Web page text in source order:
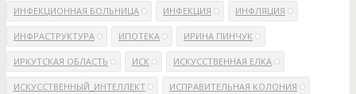
ИНФЕКЦИОННАЯ БОЛЬНИЦА ИНФЕКЦИЯ ИНФЛЯЦИЯ
ИНФРАСТРУКТУРА ИПОТЕКА ИРИНА ПИНЧУК
ИРКУТСКАЯ ОБЛАСТЬ ИСК ИСКУССТВЕННАЯ ЕЛКА
ИСКУССТВЕННЫЙ_ИНТЕЛЛЕКТ ИСПРАВИТЕЛЬНАЯ КОЛОНИЯ